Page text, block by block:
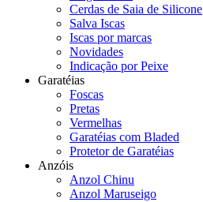
Cerdas de Saia de Silicone
Salva Iscas
Iscas por marcas
Novidades
Indicação por Peixe
Garatéias
Foscas
Pretas
Vermelhas
Garatéias com Bladed
Protetor de Garatéias
Anzóis
Anzol Chinu
Anzol Maruseigo